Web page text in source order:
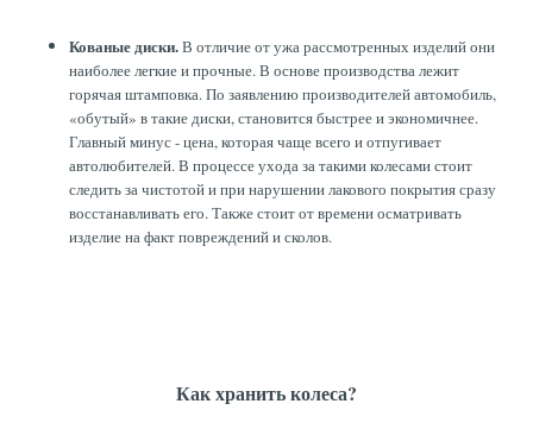
Кованые диски.В отличие от ужа рассмотренных изделий они
наиболее легкие и прочные. В основе производства лежит
горячая штамповка. По заявлению производителей автомобиль,
«обутый» в такие диски, становится быстрее и экономичнее.
Главный минус - цена, которая чаще всего и отпугивает
автолюбителей. В процессе ухода за такими колесами стоит
следить за чистотой и при нарушении лакового покрытия сразу
восстанавливать его. Также стоит от времени осматривать
изделие на факт повреждений и сколов.
Как хранить колеса?